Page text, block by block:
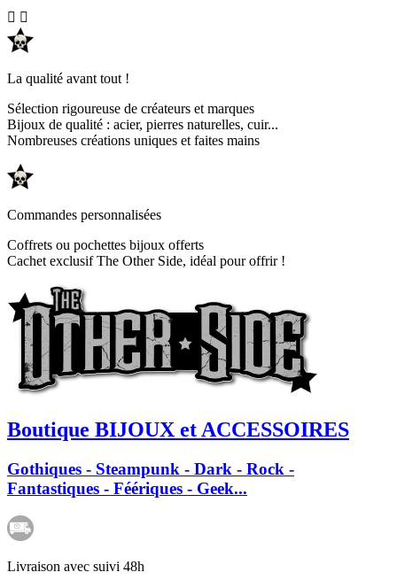
 
La qualité avant tout !
Sélection rigoureuse de créateurs et marques
Bijoux de qualité : acier, pierres naturelles, cuir...
Nombreuses créations uniques et faites mains
Commandes personnalisées
Coffrets ou pochettes bijoux offerts
Cachet exclusif The Other Side, idéal pour offrir !
Boutique BIJOUX et ACCESSOIRES
Gothiques - Steampunk - Dark - Rock -
Fantastiques - Féériques - Geek...
Livraison avec suivi 48h